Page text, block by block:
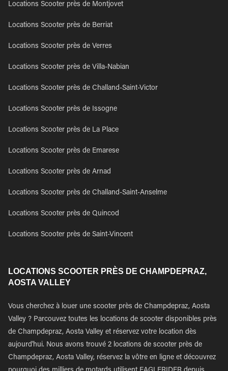
Locations Scooter près de Montjovet
Locations Scooter près de Berriat
Locations Scooter près de Verres
Locations Scooter près de Villa-Nabian
Locations Scooter près de Challand-Saint-Victor
Locations Scooter près de Issogne
Locations Scooter près de La Place
Locations Scooter près de Emarese
Locations Scooter près de Arnad
Locations Scooter près de Challand-Saint-Anselme
Locations Scooter près de Quincod
Locations Scooter près de Saint-Vincent
LOCATIONS SCOOTER PRÈS DE CHAMPDEPRAZ,
AOSTA VALLEY
Vous cherchez à louer une scooter près de Champdepraz, Aosta
Valley ? Parcouvez toutes les locations de scooter disponibles près
de Champdepraz, Aosta Valley et réservez votre location dès
aujourd'hui. Nous avons trouvé 2 locations de scooter près de
Champdepraz, Aosta Valley, réservez la vôtre en ligne et découvrez